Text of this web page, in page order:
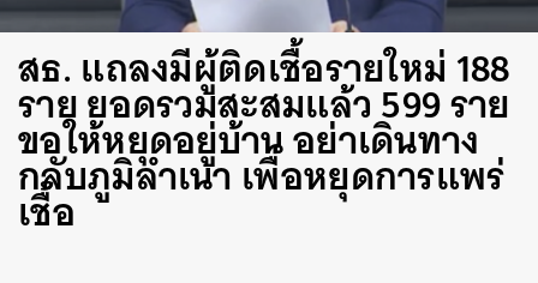
สธ. แถลงมีผู้ติดเชื้อรายใหม่ 188
ราย ยอดรวมสะสมแล้ว 599 ราย
ขอให้หยุดอยู่บ้าน อย่าเดินทาง
กลับภูมิลำเนา เพื่อหยุดการแพร่
เชื้อ